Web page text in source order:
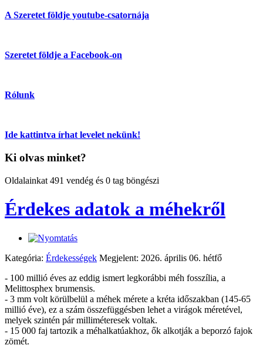
A Szeretet földje youtube-csatornája
Szeretet földje a Facebook-on
Rólunk
Ide kattintva írhat levelet nekünk!
Ki olvas minket?
Oldalainkat 491 vendég és 0 tag böngészi
Érdekes adatok a méhekről
Kategória: Érdekességek Megjelent: 2026. április 06. hétfő
- 100 millió éves az eddig ismert legkorábbi méh fosszília, a
Melittosphex brumensis.
- 3 mm volt körülbelül a méhek mérete a kréta időszakban (145-65
millió éve), ez a szám összefüggésben lehet a virágok méretével,
melyek szintén pár milliméteresek voltak.
- 15 000 faj tartozik a méhalkatúakhoz, ők alkotják a beporzó fajok
zömét.